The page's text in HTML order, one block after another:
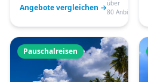
Angebote vergleichen →über
80 Anbieter
Pauschalreisen